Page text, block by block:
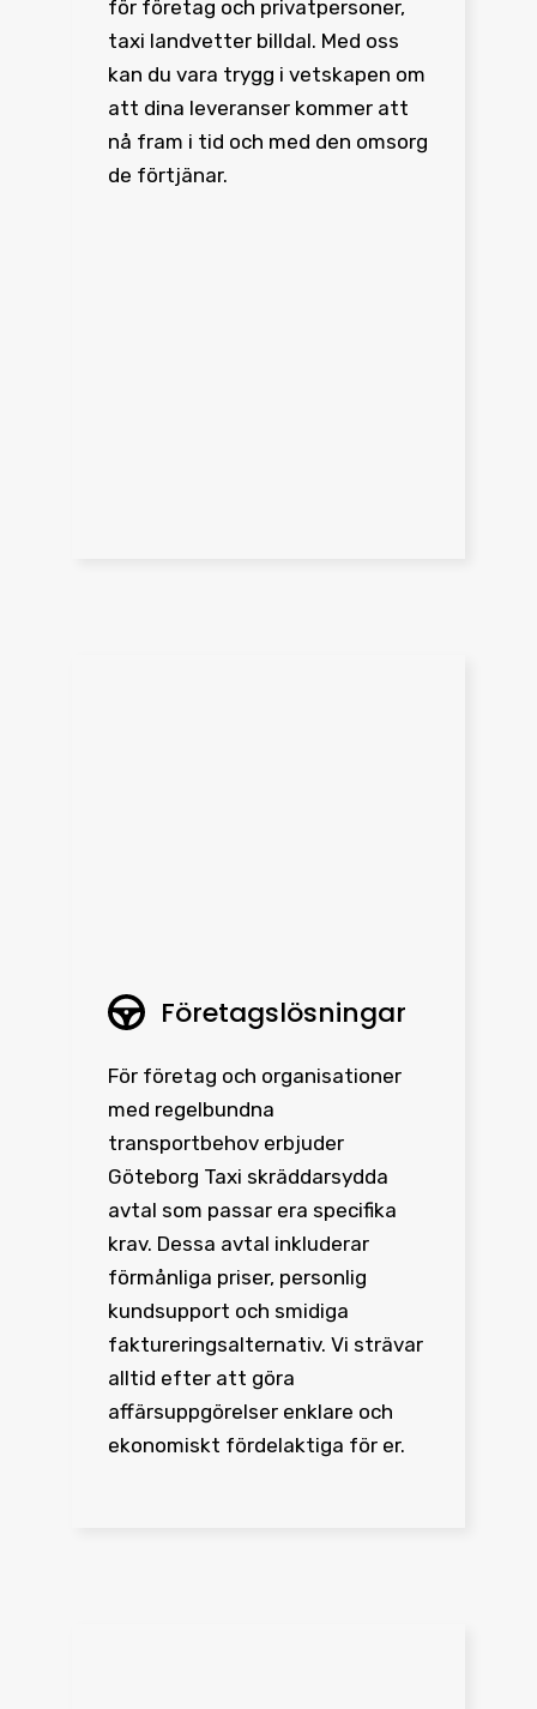
för företag och privatpersoner,
taxi landvetter billdal. Med oss
kan du vara trygg i vetskapen om
att dina leveranser kommer att
nå fram i tid och med den omsorg
de förtjänar.
Företagslösningar
För företag och organisationer
med regelbundna
transportbehov erbjuder
Göteborg Taxi skräddarsydda
avtal som passar era specifika
krav. Dessa avtal inkluderar
förmånliga priser, personlig
kundsupport och smidiga
faktureringsalternativ. Vi strävar
alltid efter att göra
affärsuppgörelser enklare och
ekonomiskt fördelaktiga för er.